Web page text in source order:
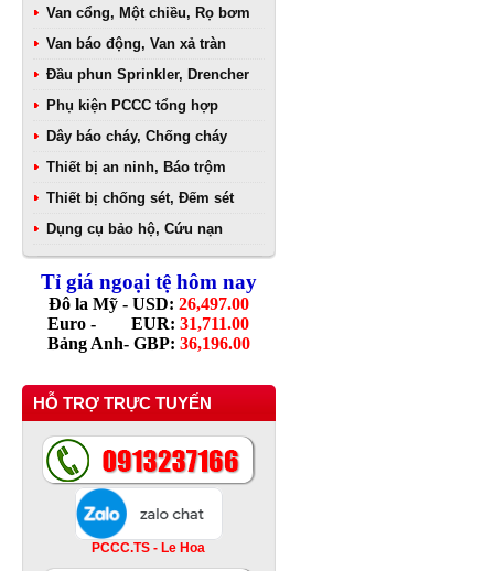
Van cổng, Một chiều, Rọ bơm
Van báo động, Van xả tràn
Đầu phun Sprinkler, Drencher
Phụ kiện PCCC tổng hợp
Dây báo cháy, Chống cháy
Thiết bị an ninh, Báo trộm
Thiết bị chống sét, Đếm sét
Dụng cụ bảo hộ, Cứu nạn
Tỉ giá ngoại tệ hôm nay
Đô la Mỹ - USD: 26,497.00
Euro - EUR: 31,711.00
Bảng Anh- GBP: 36,196.00
HỖ TRỢ TRỰC TUYẾN
PCCC.TS - Le Hoa